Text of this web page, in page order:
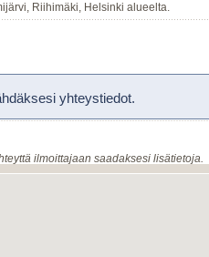
Riihimäki, Helsinki alueelta.
yhteystiedot.
ilmoittajaan saadaksesi lisätietoja.